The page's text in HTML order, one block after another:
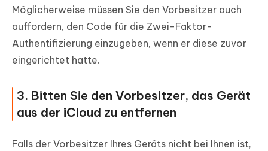
Möglicherweise müssen Sie den Vorbesitzer auch
auffordern, den Code für die Zwei-Faktor-
Authentifizierung einzugeben, wenn er diese zuvor
eingerichtet hatte.
3. Bitten Sie den Vorbesitzer, das Gerät
aus der iCloud zu entfernen
Falls der Vorbesitzer Ihres Geräts nicht bei Ihnen ist,